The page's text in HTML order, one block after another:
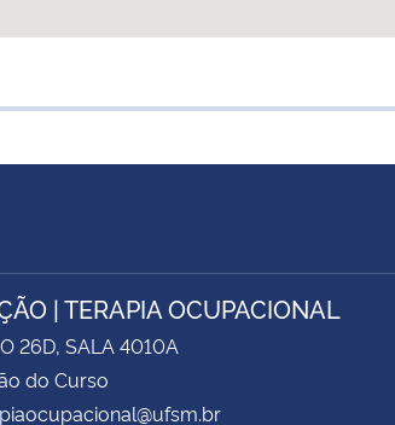
| TERAPIA OCUPACIONAL
26D, SALA 4010A
do Curso